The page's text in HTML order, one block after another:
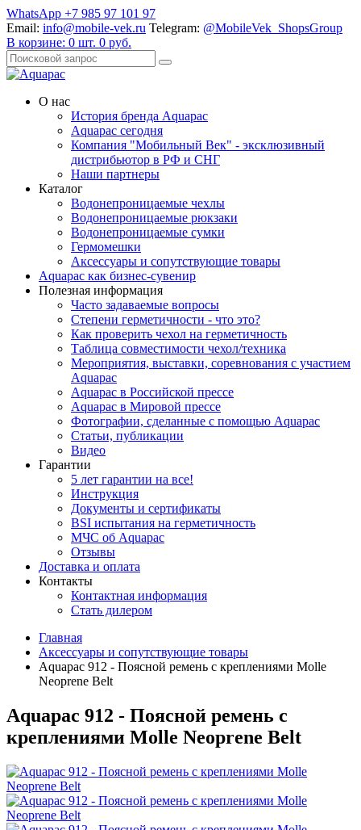
WhatsApp +7 985 97 101 97
Email: info@mobile-vek.ru Telegram: @MobileVek_ShopsGroup
В корзине: 0 шт. 0 руб.
О нас
История бренда Aquapac
Aquapac cегодня
Компания "Мобильный Век" - эксклюзивный
дистрибьютор в РФ и СНГ
Наши партнеры
Каталог
Водонепроницаемые чехлы
Водонепроницаемые рюкзаки
Водонепроницаемые сумки
Гермомешки
Аксессуары и сопутствующие товары
Aquapac как бизнес-сувенир
Полезная информация
Часто задаваемые вопросы
Степени герметичности - что это?
Как проверить чехол на герметичность
Таблица совместимости чехол/техника
Мероприятия, выставки, соревнования с участием
Aquapac
Aquapac в Российской прессе
Aquapac в Мировой прессе
Фотографии, сделанные с помощью Aquapac
Статьи, публикации
Видео
Гарантии
5 лет гарантии на все!
Инструкция
Документы и сертификаты
BSI испытания на герметичность
МЧС об Aquapac
Отзывы
Доставка и оплата
Контакты
Контактная информация
Стать дилером
Главная
Аксессуары и сопутствующие товары
Aquapac 912 - Поясной ремень с креплениями Molle
Neoprene Belt
Aquapac 912 - Поясной ремень с
креплениями Molle Neoprene Belt